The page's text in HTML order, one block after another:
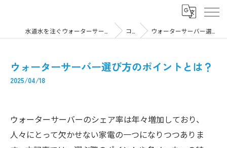
コラム ウォーターサーバー選び方のポイントとは？
ウォーターサーバー選び方のポイントとは？
2025/04/18
ウォーターサーバーのシェア率は年々増加しており、
人々にとって欠かせない家電の一つになりつつありま